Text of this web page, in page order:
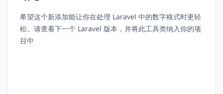
希望这个新添加能让你在处理 Laravel 中的数字格式时更轻
松。请查看下一个 Laravel 版本，并将此工具类纳入你的项
目中